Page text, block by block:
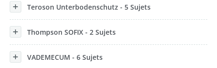
Teroson Unterbodenschutz - 5 Sujets
Thompson SOFIX - 2 Sujets
VADEMECUM - 6 Sujets